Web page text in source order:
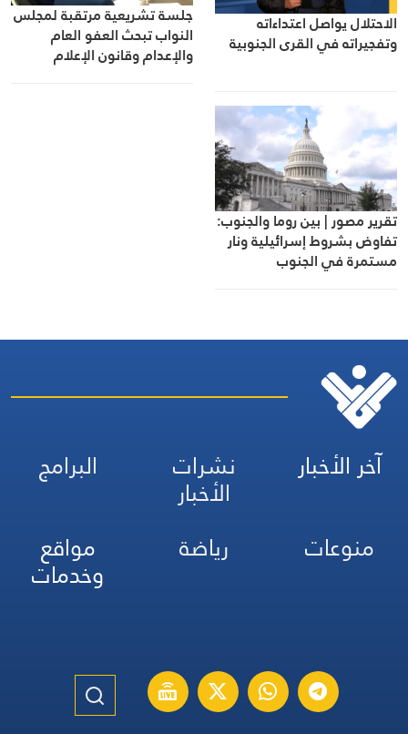
الاحتلال يواصل اعتداءاته
وتفجيراته في القرى الجنوبية
جلسة تشريعية مرتقبة لمجلس
النواب تبحث العفو العام
والإعدام وقانون الإعلام
تقرير مصور | بين روما والجنوب:
تفاوض بشروط إسرائيلية ونار
مستمرة في الجنوب
آخر الأخبار نشرات
الأخبار
البرامج
منوعات
رياضة مواقع
وخدمات